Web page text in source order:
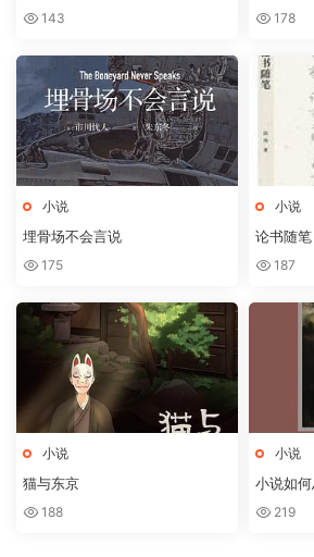
143 178
小说
埋骨场不会言说
175
小说
论书随笔
187
小说
猫与东京
188
小说
小说如
219